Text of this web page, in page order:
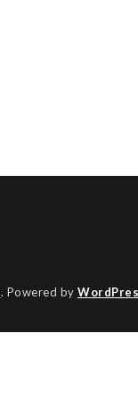
. Powered by